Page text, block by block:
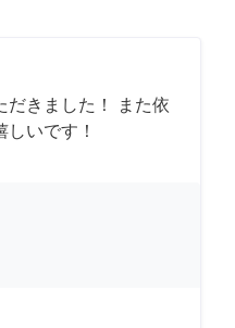
だきました！ また依
いです！